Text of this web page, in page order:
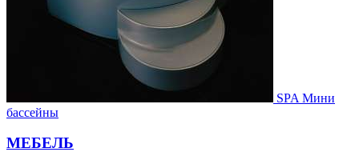
SPA Мини
бассейны
МЕБЕЛЬ